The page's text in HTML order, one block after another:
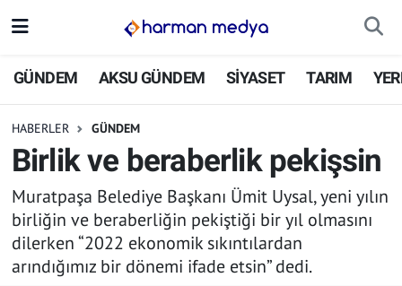
GÜNDEM AKSU GÜNDEM SİYASET TARIM
HABERLER GÜNDEM
Birlik ve beraberlik pekişsin
Muratpaşa Belediye Başkanı Ümit Uysal, yeni yılın
birliğin ve beraberliğin pekiştiği bir yıl olmasını
dilerken “2022 ekonomik sıkıntılardan
arındığımız bir dönemi ifade etsin” dedi.
GÜNDEM
SİYASET
TARIM
YEREL YÖNETİMLER
İstanbul Nöbetçi Eczaneler
İstanbul Trafik Yoğunluk Haritası
Süper Lig Puan Durumu ve Fikstür
Tüm Manşetler